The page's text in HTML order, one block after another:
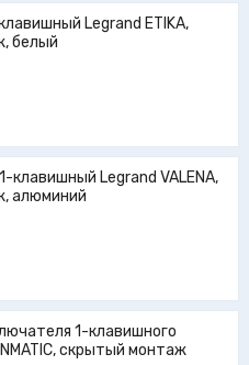
Legrand ETIKA,
белый
клавишный Legrand VALENA,
алюминий
1-клавишного
скрытый монтаж